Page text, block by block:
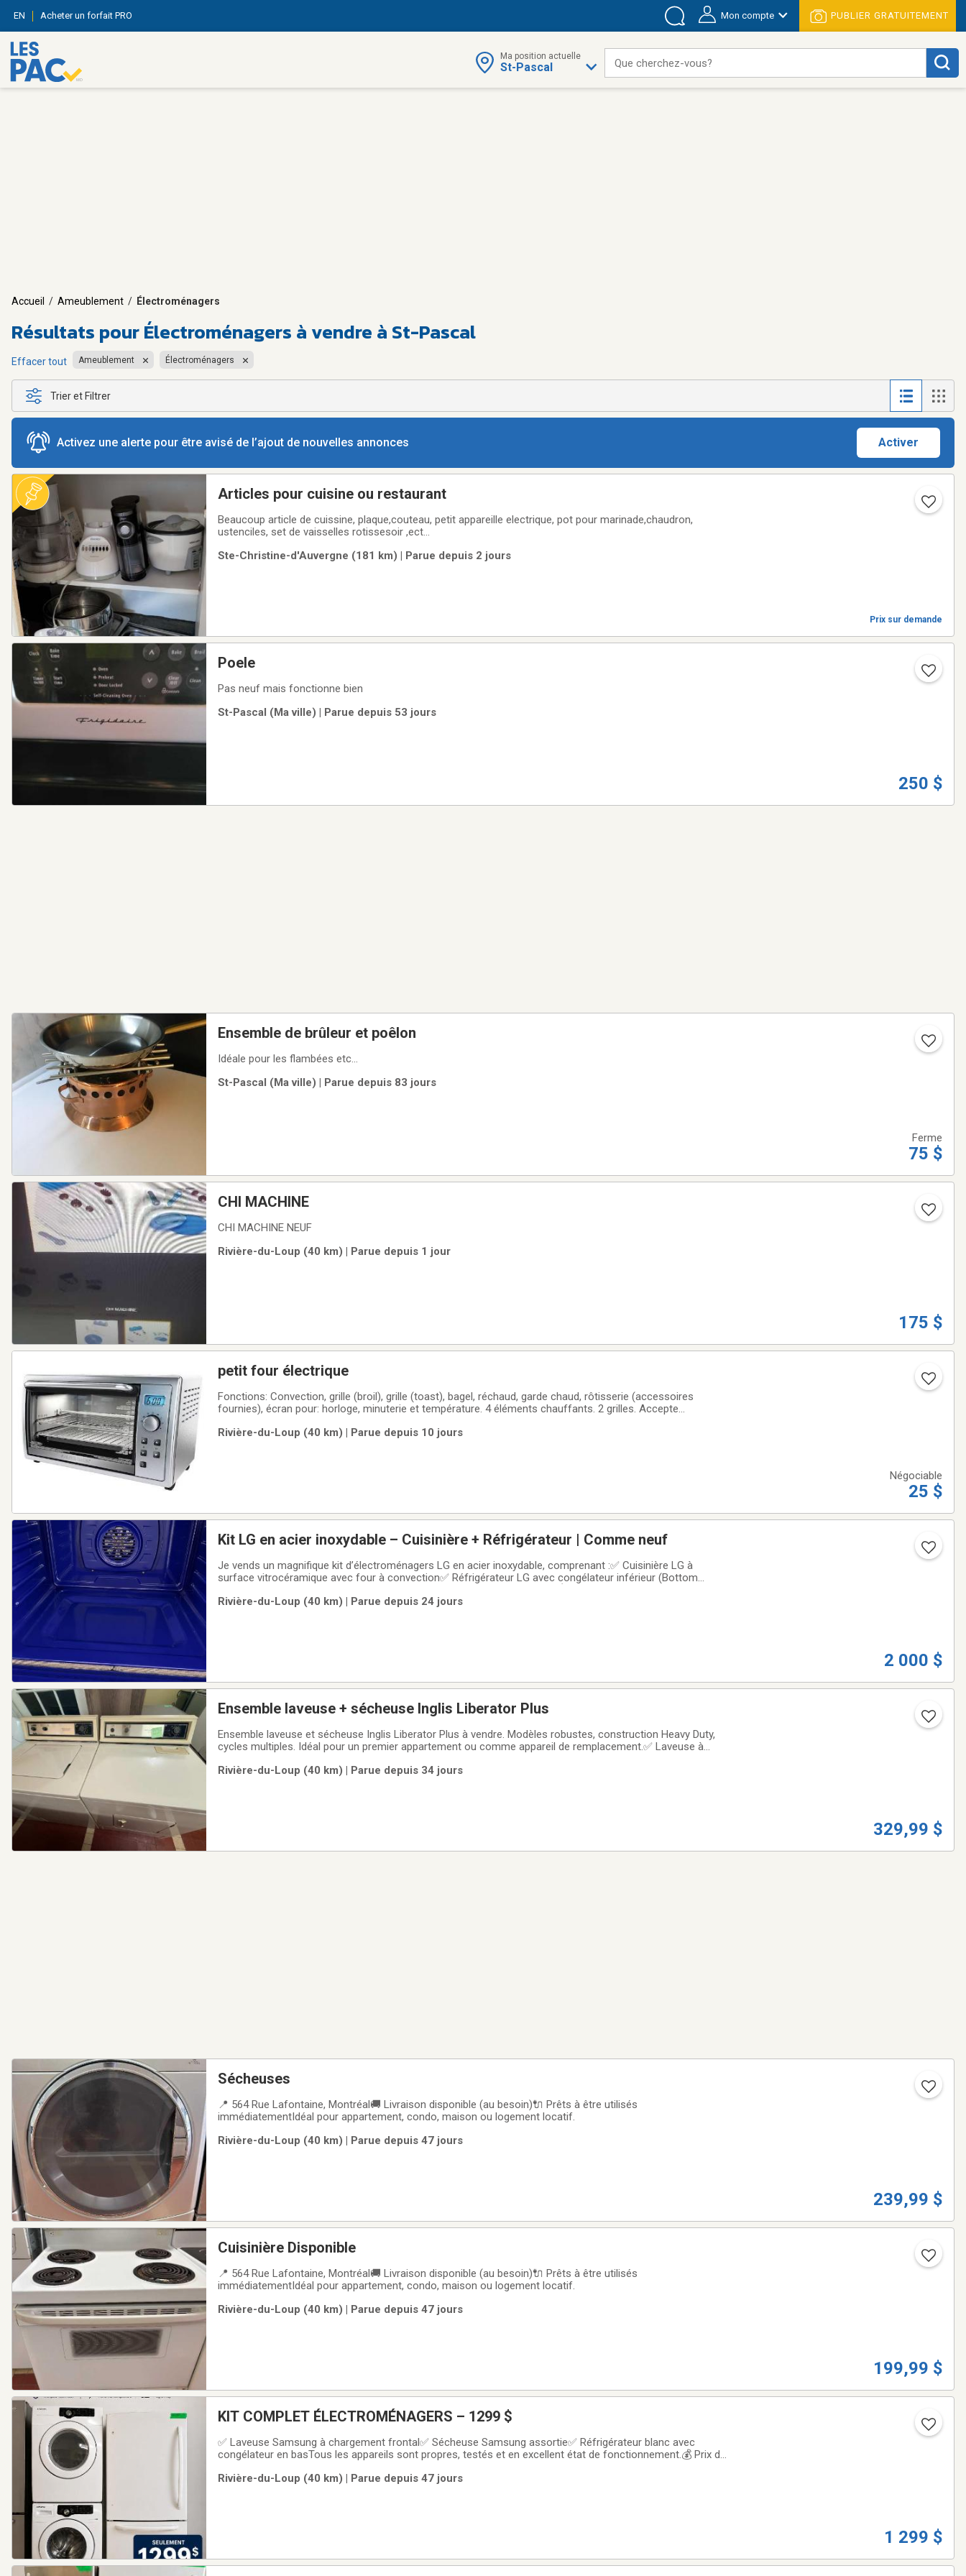
EN Acheter un forfait PRO Mon compte PUBLIER GRATUITEMENT
Ma position actuelle
St-Pascal Que cherchez-vous?
Accueil / Ameublement / Électroménagers
Résultats pourÉlectroménagers à vendre à St-Pascal
Effacer tout Ameublement Électroménagers
Trier et Filtrer
Activez une alerte pour être avisé de l’ajout de nouvelles annonces Activer
Articles pour cuisine ou restaurant
Beaucoup article de cuissine, plaque,couteau, petit appareille electrique, pot pour marinade,chaudron,
ustenciles, set de vaisselles rotissesoir ,ect...
Ste-Christine-d'Auvergne (181 km) | Parue depuis 2 jours
Prix sur demande
Poele
Pas neuf mais fonctionne bien
St-Pascal (Ma ville) | Parue depuis 53 jours
250 $
Ensemble de brûleur et poêlon
Idéale pour les flambées etc...
St-Pascal (Ma ville) | Parue depuis 83 jours
Ferme
75 $
CHI MACHINE
CHI MACHINE NEUF
Rivière-du-Loup (40 km) | Parue depuis 1 jour
175 $
petit four électrique
Fonctions: Convection, grille (broil), grille (toast), bagel, réchaud, garde chaud, rôtisserie (accessoires
fournies), écran pour: horloge, minuterie et température. 4 éléments chauffants. 2 grilles. Accepte
Rivière-du-Loup (40 km) | Parue depuis 10 jours
Négociable
25 $
Kit LG en acier inoxydable – Cuisinière + Réfrigérateur | Comme neuf
Je vends un magnifique kit d’électroménagers LG en acier inoxydable, comprenant :✅ Cuisinière LG à
surface vitrocéramique avec four à convection✅ Réfrigérateur LG avec congélateur inférieur (Bottom
très propres et parfaitement
Rivière-du-Loup (40 km) | Parue depuis 24 jours
2 000 $
Ensemble laveuse + sécheuse Inglis Liberator Plus
Ensemble laveuse et sécheuse Inglis Liberator Plus à vendre. Modèles robustes, construction Heavy Duty,
cycles multiples. Idéal pour un premier appartement ou comme appareil de remplacement.✅ Laveuse à
ensemble seulement💰 Prix : 329,99 $ + taxes📍
Rivière-du-Loup (40 km) | Parue depuis 34 jours
329,99 $
Sécheuses
📍 564 Rue Lafontaine, Montréal🚚 Livraison disponible (au besoin)🔌 Prêts à être utilisés
immédiatementIdéal pour appartement, condo, maison ou logement locatif.
Rivière-du-Loup (40 km) | Parue depuis 47 jours
239,99 $
Cuisinière Disponible
📍 564 Rue Lafontaine, Montréal🚚 Livraison disponible (au besoin)🔌 Prêts à être utilisés
immédiatementIdéal pour appartement, condo, maison ou logement locatif.
Rivière-du-Loup (40 km) | Parue depuis 47 jours
199,99 $
KIT COMPLET ÉLECTROMÉNAGERS – 1299 $
✅ Laveuse Samsung à chargement frontal✅ Sécheuse Samsung assortie✅ Réfrigérateur blanc avec
congélateur en basTous les appareils sont propres, testés et en excellent état de fonctionnement.💰 Prix du
immédiatementIdéal pour appartement, condo,
Rivière-du-Loup (40 km) | Parue depuis 47 jours
1 299 $